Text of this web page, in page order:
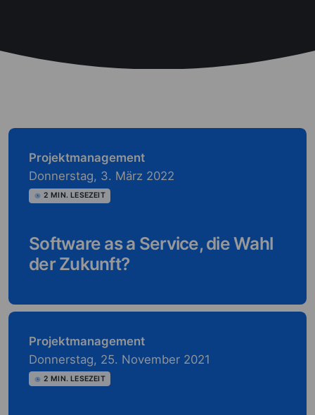
Projektmanagement
Donnerstag, 3. März 2022
2 MIN. LESEZEIT
Software as a Service, die Wahl
der Zukunft?
Projektmanagement
Donnerstag, 25. November 2021
2 MIN. LESEZEIT